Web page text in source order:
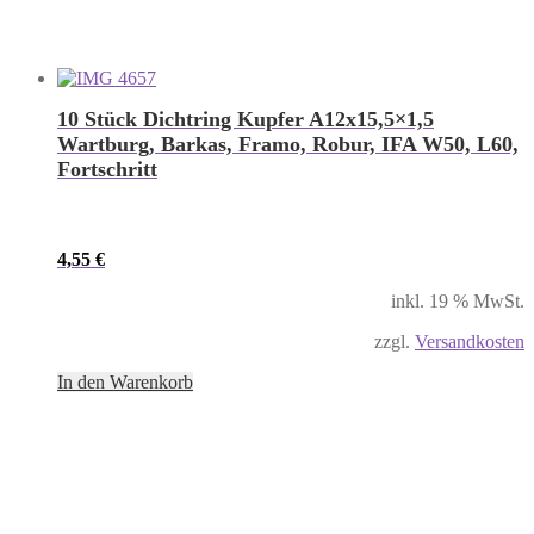
10 Stück Dichtring Kupfer A12x15,5×1,5
Wartburg, Barkas, Framo, Robur, IFA W50, L60,
Fortschritt
4,55 €
inkl. 19 % MwSt.
zzgl. Versandkosten
In den Warenkorb